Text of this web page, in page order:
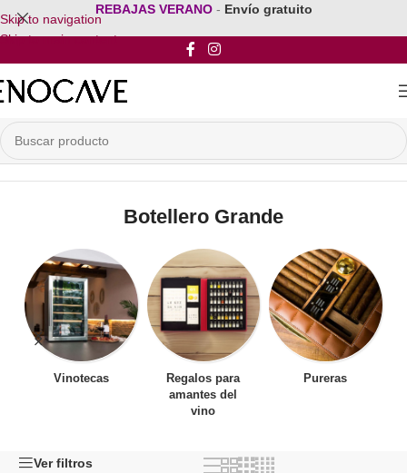
Skip to navigation
Skip to main content
REBAJAS VERANO - Envío gratuito
Inicio/Por Tipo de Botellero/Botellero Grande
Botellero Grande
Vinotecas
Regalos para
amantes del
vino
Pureras
Ver filtros